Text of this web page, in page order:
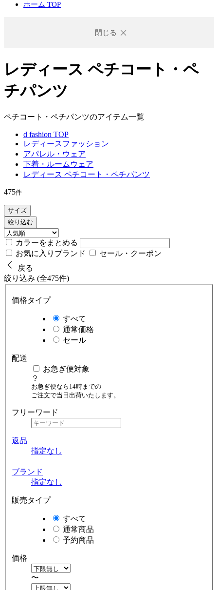
ホーム TOP
閉じる
レディース ペチコート・ペ
チパンツ
ペチコート・ペチパンツのアイテム一覧
d fashion TOP
レディースファッション
アパレル・ウェア
下着・ルームウェア
レディース ペチコート・ペチパンツ
475件
サイズ
絞り込む
カラーをまとめる
お気に入りブランド
セール・クーポン
戻る
絞り込み (全475件)
価格タイプ
すべて
通常価格
セール
配送
お急ぎ便対象
お急ぎ便なら14時までの
ご注文で当日出荷いたします。
フリーワード
返品
指定なし
ブランド
指定なし
販売タイプ
すべて
通常商品
予約商品
価格
〜